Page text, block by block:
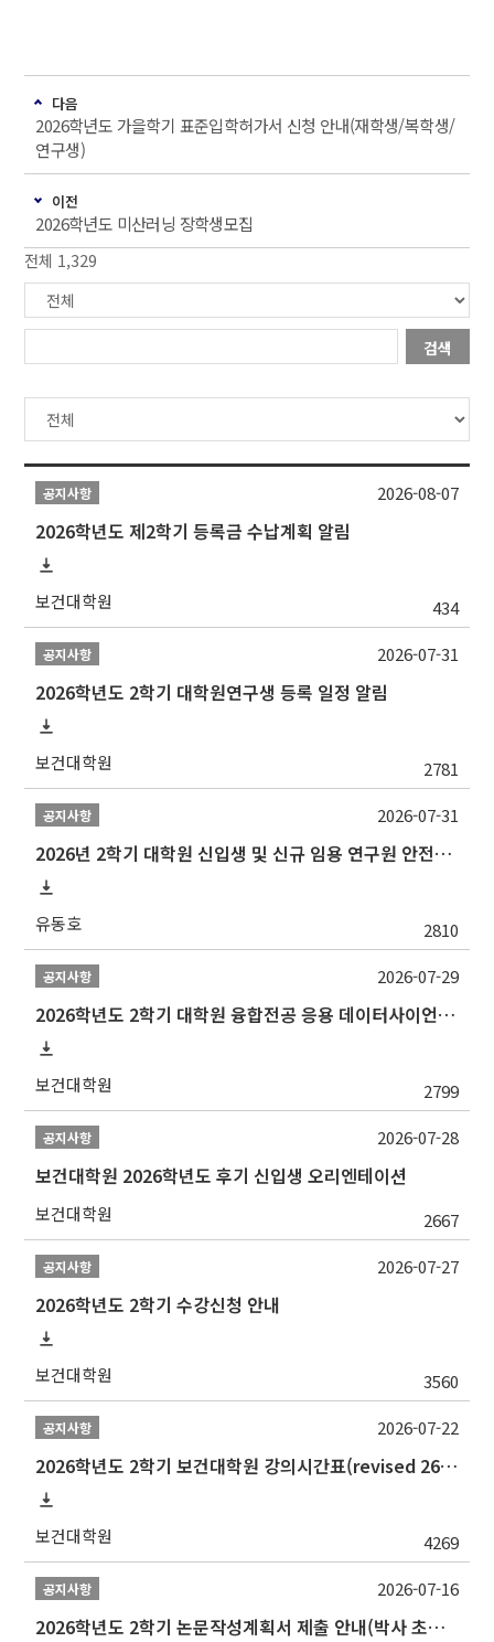
다음
2026학년도 가을학기 표준입학허가서 신청 안내(재학생/복학생/
연구생)
이전
2026학년도 미산러닝 장학생모집
전체 1,329
검색
공지사항
2026학년도 제2학기 등록금 수납계획 알림
보건대학원 434
2026-08-07
공지사항
2026학년도 2학기 대학원연구생 등록 일정 알림
보건대학원 2781
2026-07-31
공지사항
2026년 2학기 대학원 신입생 및 신규 임용 연구원 안전환경교육(신규교육) 실시 안내
유동호 2810
2026-07-31
공지사항
2026학년도 2학기 대학원 융합전공 응용 데이터사이언스 선발 계획 알림
보건대학원 2799
2026-07-29
공지사항
보건대학원 2026학년도 후기 신입생 오리엔테이션
보건대학원 2667
2026-07-28
공지사항
2026학년도 2학기 수강신청 안내
보건대학원 3560
2026-07-27
공지사항
2026학년도 2학기 보건대학원 강의시간표(revised 260803)(2026 2nd SEMESTER SNU GSPH TIMETABLE)
보건대학원 4269
2026-07-22
공지사항
2026학년도 2학기 논문작성계획서 제출 안내(박사 초심 일정 포함)_Thesis Proposal
2026-07-16